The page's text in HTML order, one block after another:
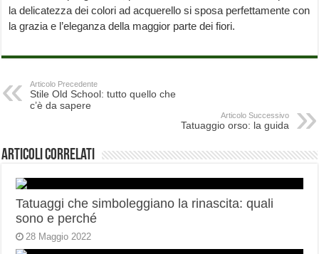
la delicatezza dei colori ad acquerello si sposa perfettamente con
la grazia e l’eleganza della maggior parte dei fiori.
Articolo Precedente
Stile Old School: tutto quello che
c’è da sapere
Articolo Successivo
Tatuaggio orso: la guida
Articoli correlati
Tatuaggi che simboleggiano la rinascita: quali
sono e perché
28 Maggio 2022